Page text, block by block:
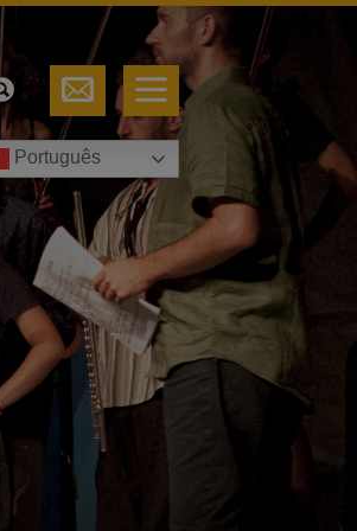
Português